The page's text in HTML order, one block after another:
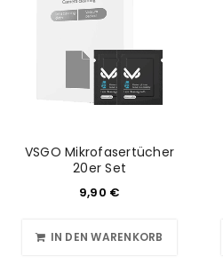
VSGO Mikrofasertücher
20er Set
9,90 €
IN DEN WARENKORB